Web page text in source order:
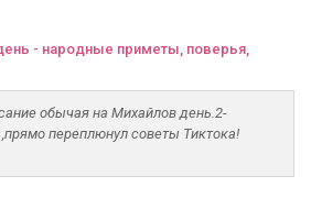
- народные приметы, поверья,
обычая на Михайлов день.2-
переплюнул советы Тиктока!